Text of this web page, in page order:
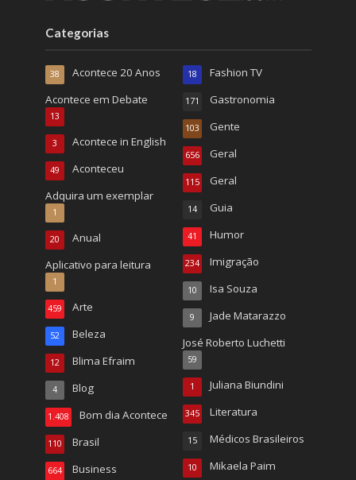
Categorias
Acontece 20 Anos
38
Acontece em Debate
13
Acontece in English
3
Aconteceu
49
Adquira um exemplar
1
Anual
20
Aplicativo para leitura
1
Arte
459
Beleza
52
Blima Efraim
12
Blog
4
Bom dia Acontece
1.408
Brasil
110
Business
664
Fashion TV
18
Gastronomia
171
Gente
103
Geral
656
Geral
115
Guia
14
Humor
41
Imigração
234
Isa Souza
10
Jade Matarazzo
9
José Roberto Luchetti
59
Juliana Biundini
1
Literatura
345
Médicos Brasileiros
15
Mikaela Paim
10